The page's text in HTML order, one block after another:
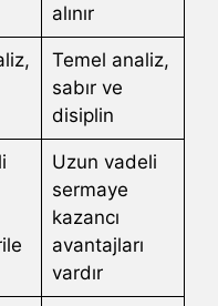
alınır
Temel analiz,
sabır ve
disiplin
Uzun vadeli
sermaye
kazancı
avantajları
vardır